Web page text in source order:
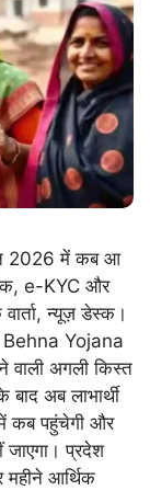
2026 में कब आ
e-KYC और
न्यूज़ डेस्क।
Yojana
अगली किस्त
अब लाभार्थी
कब पहुंचेगी और
प्रदेश
महीने आर्थिक